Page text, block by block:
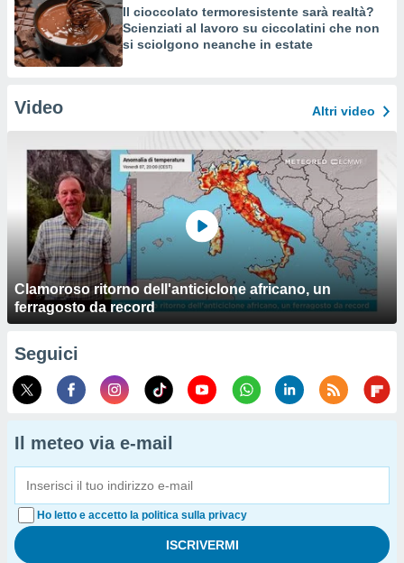
Il cioccolato termoresistente sarà realtà?
Scienziati al lavoro su ciccolatini che non
si sciolgono neanche in estate
Video Altri video
Clamoroso ritorno dell'anticiclone africano, un
ferragosto da record
Seguici
Il meteo via e-mail
Ho letto e accetto la politica sulla privacy